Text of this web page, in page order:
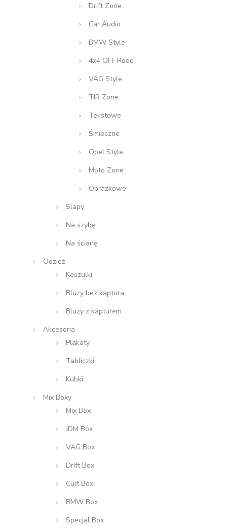
Drift Zone
Car Audio
BMW Style
4x4 OFF Road
VAG Style
TIR Zone
Tekstowe
Śmieszne
Opel Style
Moto Zone
Obrazkowe
Slapy
Na szybę
Na ścianę
Odzież
Koszulki
Bluzy bez kaptura
Bluzy z kapturem
Akcesoria
Plakaty
Tabliczki
Kubki
Mix Boxy
Mix Box
JDM Box
VAG Box
Drift Box
Cult Box
BMW Box
Specjal Box